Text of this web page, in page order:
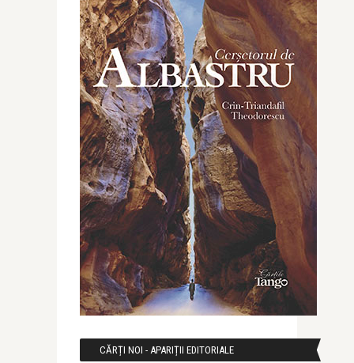
CĂRȚI NOI - APARIȚII EDITORIALE